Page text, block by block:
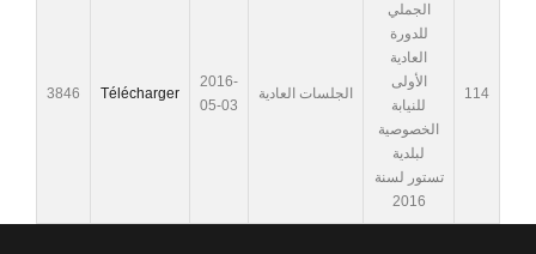
114
الجملي
للدورة
العادية
الأولى
للنيابة
الخصوصية
لبلدية
تستور لسنة
2016
الجلسات العادية
2016-
05-03
Télécharger
3846